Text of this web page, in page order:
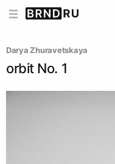
Darya Zhuravetskaya
orbit No. 1